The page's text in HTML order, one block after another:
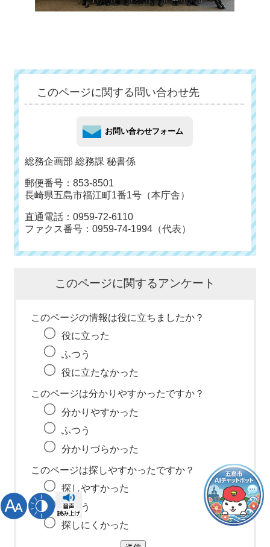
このページに関する問い合わせ先
総務企画部 総務課 秘書係
郵便番号：853-8501
長崎県五島市福江町1番1号（本庁舎）
直通電話：0959-72-6110
ファクス番号：0959-74-1994（代表）
このページに関するアンケート
このページの情報は役に立ちましたか？
役に立った
ふつう
役に立たなかった
このページは分かりやすかったですか？
分かりやすかった
ふつう
分かりづらかった
このページは探しやすかったですか？
探しやすかった
ふつう
探しにくかった